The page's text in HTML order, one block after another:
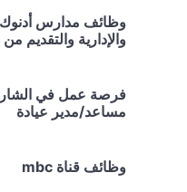
وظائف مدارس أدنوك
والإدارية والتقديم
فرصة عمل في
مساعد/مدير عيادة
وظائف قناة mbc